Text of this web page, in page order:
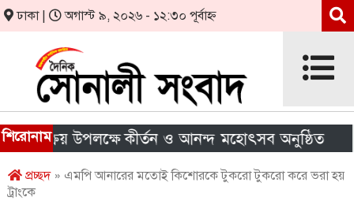
ঢাকা | অগাস্ট ৯, ২০২৬ - ১২:৩০ পূর্বাহ্ন
শিরোনাম
ক্রয় উপলক্ষে কীর্তন ও আনন্দ মহোৎসব অনুষ্ঠিত
প্রচ্ছদ» এমপি আনারের মতোই কিশোরকে টুকরো টুকরো করে ভরা হয়
ট্রাংকে